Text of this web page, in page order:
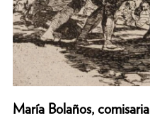
María Bolaños, comisaria